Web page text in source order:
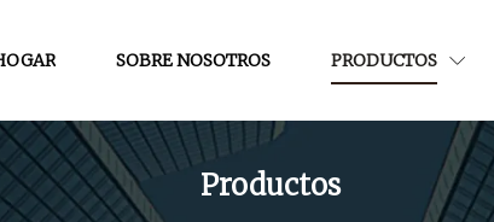
SOBRE NOSOTROS PRODUCTOS
Productos